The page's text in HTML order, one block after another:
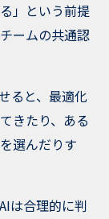
」という前提
ームの共通認
ると、最適化
きたり、ある
選んだりす
は合理的に判